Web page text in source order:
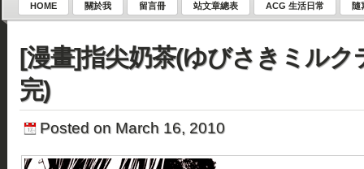
HOME 關於我 留言冊 站文章總表 ACG 生活日常 隨
[漫畫]指尖奶茶(ゆびさきミルク
完)
Posted on March 16, 2010